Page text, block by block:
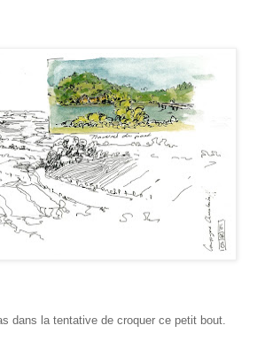
dans la tentative de croquer ce petit bout.